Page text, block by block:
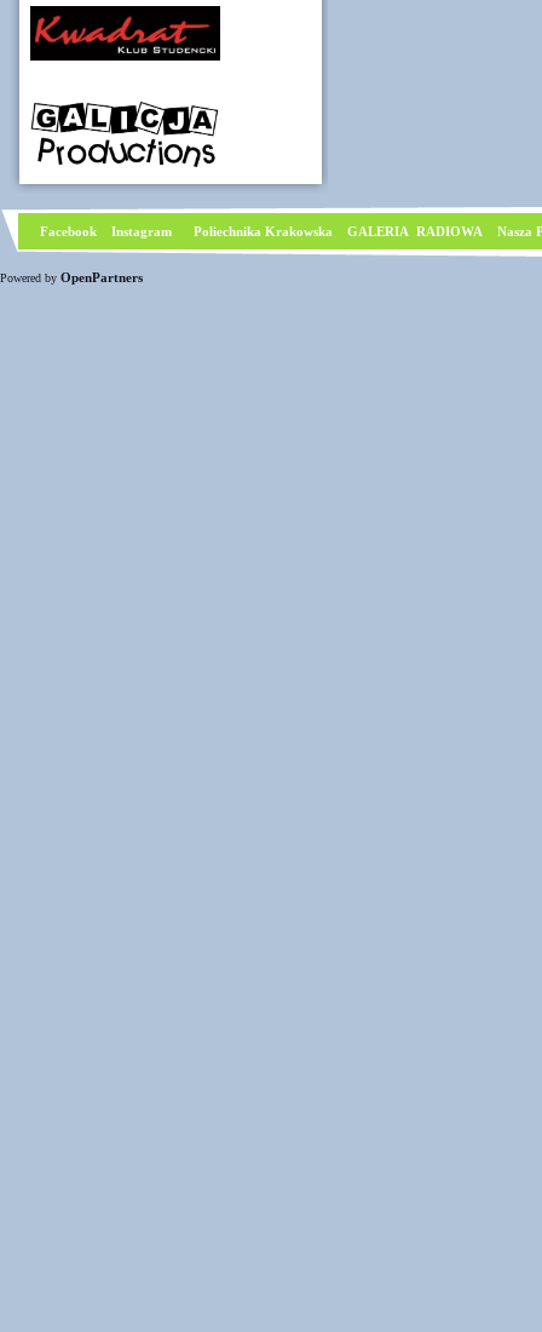
Facebook Instagram Poliechnika Krakowska GALERIA RADIOWA Nasza
Powered by OpenPartners